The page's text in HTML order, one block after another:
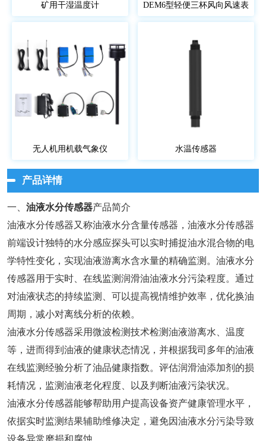
矿用干湿温度计 DEM6型轻便三杯风向风速表
无人机用机载气象仪 水温传感器
产品详情
一、 油液水分传感器产品简介
油液水分传感器又称油液水分含量传感器，油液水分传感器
前端设计独特的水分感应探头可以实时捕捉油水混合物的电
学特性变化，实现油液游离水含水量的精确监测。油液水分
传感器用于实时、在线监测润滑油油液水分污染程度。通过
对油液状态的持续监测、可以提高视情维护效率，优化换油
周期，减小对离线分析的依赖。
油液水分传感器采用微波检测技术检测油液游离水、温度
等，进而得到油液的健康状态情况，并根据我司多年的油液
在线监测经验分析了油品健康指数。评估润滑油添加剂的损
耗情况，监测油液老化程度、以及判断油液污染状况。
油液水分传感器能够帮助用户提高设备资产健康管理水平，
依据实时监测结果辅助维修决定，避免因油液水分污染导致